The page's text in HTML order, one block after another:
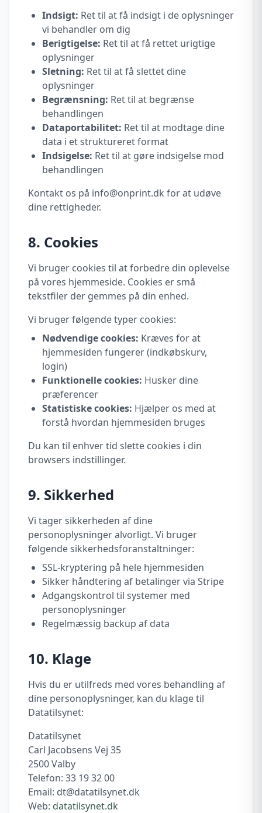
Indsigt: Ret til at få indsigt i de oplysninger
vi behandler om dig
Berigtigelse: Ret til at få rettet urigtige
oplysninger
Sletning: Ret til at få slettet dine
oplysninger
Begrænsning: Ret til at begrænse
behandlingen
Dataportabilitet: Ret til at modtage dine
data i et struktureret format
Indsigelse: Ret til at gøre indsigelse mod
behandlingen
Kontakt os på info@onprint.dk for at udøve
dine rettigheder.
8. Cookies
Vi bruger cookies til at forbedre din oplevelse
på vores hjemmeside. Cookies er små
tekstfiler der gemmes på din enhed.
Vi bruger følgende typer cookies:
Nødvendige cookies: Kræves for at
hjemmesiden fungerer (indkøbskurv,
login)
Funktionelle cookies: Husker dine
præferencer
Statistiske cookies: Hjælper os med at
forstå hvordan hjemmesiden bruges
Du kan til enhver tid slette cookies i din
browsers indstillinger.
9. Sikkerhed
Vi tager sikkerheden af dine
personoplysninger alvorligt. Vi bruger
følgende sikkerhedsforanstaltninger:
SSL-kryptering på hele hjemmesiden
Sikker håndtering af betalinger via Stripe
Adgangskontrol til systemer med
personoplysninger
Regelmæssig backup af data
10. Klage
Hvis du er utilfreds med vores behandling af
dine personoplysninger, kan du klage til
Datatilsynet:
Datatilsynet
Carl Jacobsens Vej 35
2500 Valby
Telefon: 33 19 32 00
Email: dt@datatilsynet.dk
Web: datatilsynet.dk